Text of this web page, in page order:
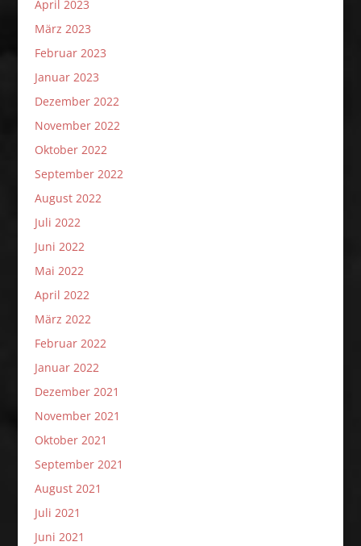
April 2023
März 2023
Februar 2023
Januar 2023
Dezember 2022
November 2022
Oktober 2022
September 2022
August 2022
Juli 2022
Juni 2022
Mai 2022
April 2022
März 2022
Februar 2022
Januar 2022
Dezember 2021
November 2021
Oktober 2021
September 2021
August 2021
Juli 2021
Juni 2021